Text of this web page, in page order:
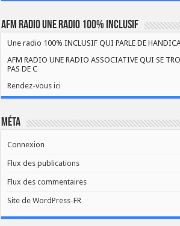
AFM RADIO UNE RADIO 100% INCLUSIF
Une radio 100% INCLUSIF QUI PARLE DE
AFM RADIO UNE RADIO ASSOCIATIVE QUI SE
PAS DE C
Rendez-vous ici
Méta
Connexion
Flux des publications
Flux des commentaires
Site de WordPress-FR